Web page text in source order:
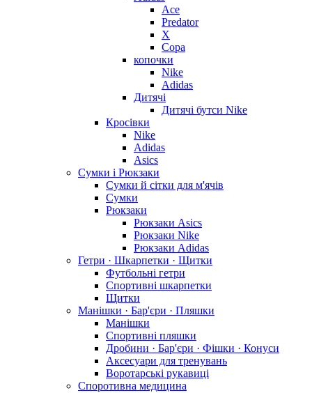
Ace
Predator
X
Copa
копочки
Nike
Adidas
Дитячі
Дитячі бутси Nike
Кросівки
Nike
Adidas
Asics
Сумки і Рюкзаки
Сумки й сітки для м'ячів
Сумки
Рюкзаки
Рюкзаки Asics
Рюкзаки Nike
Рюкзаки Adidas
Гетри · Шкарпетки · Щитки
Футбольні гетри
Спортивні шкарпетки
Щитки
Манішки · Бар'єри · Пляшки
Манішки
Спортивні пляшки
Дробини · Бар'єри · Фішки · Конуси
Аксесуари для тренувань
Воротарські рукавиці
Споротивна медицина